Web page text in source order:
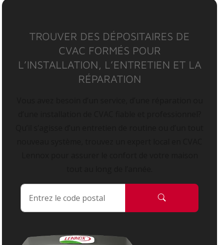
TROUVER DES DÉPOSITAIRES DE
CVAC FORMÉS POUR
L’INSTALLATION, L’ENTRETIEN ET LA
RÉPARATION